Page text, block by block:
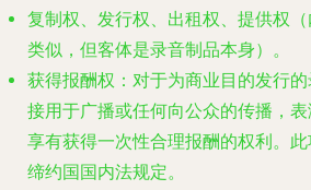
复制权、 发行权、 出租权、 提供权
类似，但客体是录音制品本身）。
获得报酬权 ：对于为商业目的发行
接用于广播或任何向公众的传播，
享有获得一次性合理报酬的权利。
缔约国国内法规定。